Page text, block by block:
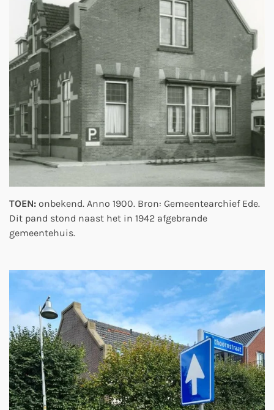
TOEN: onbekend. Anno 1900. Bron: Gemeentearchief Ede.
Dit pand stond naast het in 1942 afgebrande
gemeentehuis.